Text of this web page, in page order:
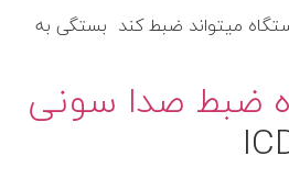
میتواند ضبط کند بستگی به
ضبط صدا سونی